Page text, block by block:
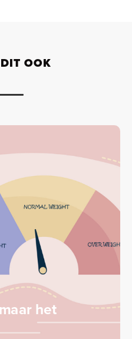
OOK
het